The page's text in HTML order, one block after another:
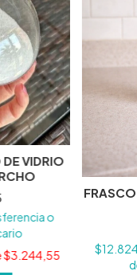
VIDRIO
o
$3.244,55